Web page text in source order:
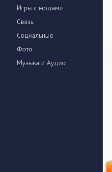
Игры с модами
Связь
Социальные
Фото
Музыка и Аудио